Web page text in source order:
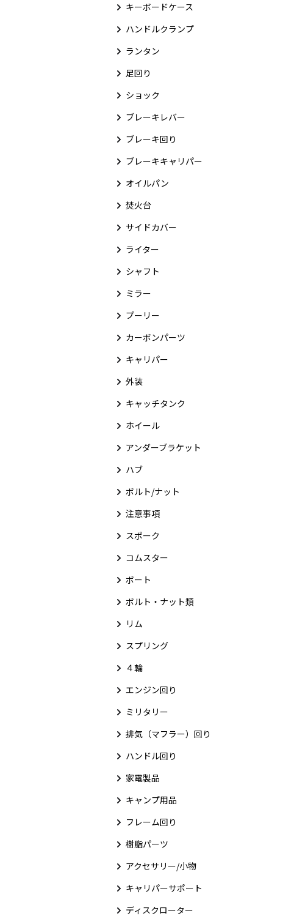
キーボードケース
ハンドルクランプ
ランタン
足回り
ショック
ブレーキレバー
ブレーキ回り
ブレーキキャリパー
オイルパン
焚火台
サイドカバー
ライター
シャフト
ミラー
プーリー
カーボンパーツ
キャリパー
外装
キャッチタンク
ホイール
アンダーブラケット
ハブ
ボルト/ナット
注意事項
スポーク
コムスター
ボート
ボルト・ナット類
リム
スプリング
４輪
エンジン回り
ミリタリー
排気（マフラー）回り
ハンドル回り
家電製品
キャンプ用品
フレーム回り
樹脂パーツ
アクセサリー/小物
キャリパーサポート
ディスクローター